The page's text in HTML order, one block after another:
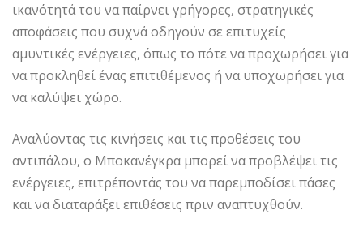
ικανότητά του να παίρνει γρήγορες, στρατηγικές
αποφάσεις που συχνά οδηγούν σε επιτυχείς
αμυντικές ενέργειες, όπως το πότε να προχωρήσει για
να προκληθεί ένας επιτιθέμενος ή να υποχωρήσει για
να καλύψει χώρο.
Αναλύοντας τις κινήσεις και τις προθέσεις του
αντιπάλου, ο Μποκανέγκρα μπορεί να προβλέψει τις
ενέργειες, επιτρέποντάς του να παρεμποδίσει πάσες
και να διαταράξει επιθέσεις πριν αναπτυχθούν.